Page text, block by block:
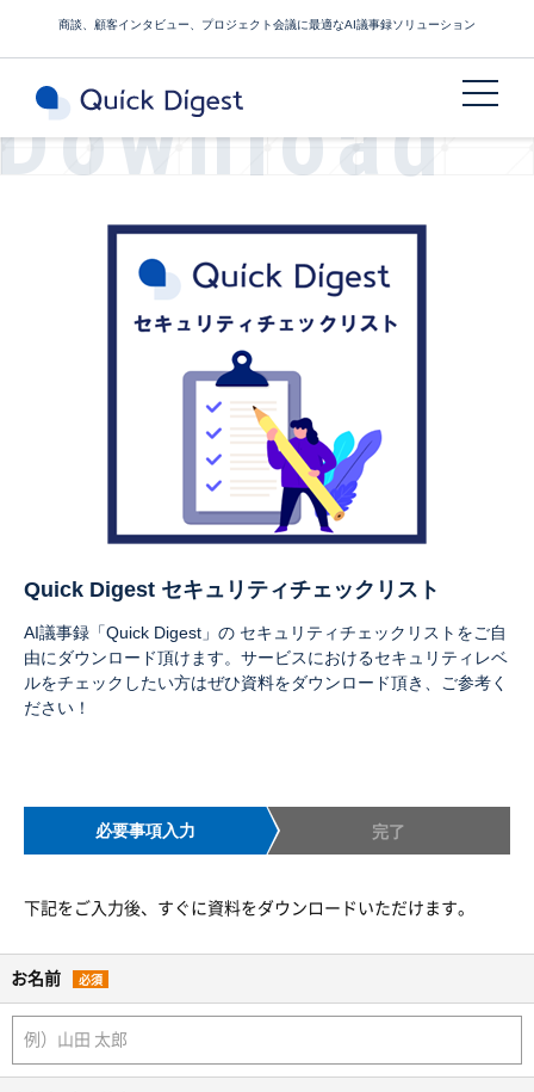
商談、顧客インタビュー、プロジェクト会議に最適なAI議事録ソリューション
サービスご紹介資料ダウンロード
Quick Digest セキュリティチェックリスト
AI議事録「Quick Digest」の セキュリティチェックリストをご自
由にダウンロード頂けます。サービスにおけるセキュリティレベ
ルをチェックしたい方はぜひ資料をダウンロード頂き、ご参考く
ださい！
必要事項入力 完了
下記をご入力後、すぐに資料をダウンロードいただけます。
お名前 必須